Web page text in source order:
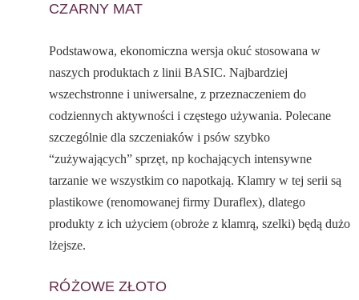
CZARNY MAT
Podstawowa, ekonomiczna wersja okuć stosowana w
naszych produktach z linii BASIC. Najbardziej
wszechstronne i uniwersalne, z przeznaczeniem do
codziennych aktywności i częstego używania. Polecane
szczególnie dla szczeniaków i psów szybko
“zużywających” sprzęt, np kochających intensywne
tarzanie we wszystkim co napotkają. Klamry w tej serii są
plastikowe (renomowanej firmy Duraflex), dlatego
produkty z ich użyciem (obroże z klamrą, szelki) będą dużo
lżejsze.
RÓŻOWE ZŁOTO